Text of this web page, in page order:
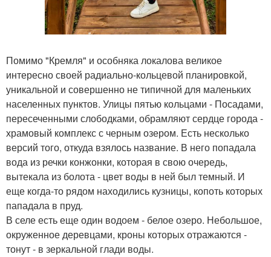
Помимо "Кремля" и особняка локалова великое
интересно своей радиально-кольцевой планировкой,
уникальной и совершенно не типичной для маленьких
населенных пунктов. Улицы пятью кольцами - Посадами,
пересеченными слободками, обрамляют сердце города -
храмовый комплекс с черным озером. Есть несколько
версий того, откуда взялось название. В него попадала
вода из речки конжонки, которая в свою очередь,
вытекала из болота - цвет воды в ней был темный. И
еще когда-то рядом находились кузницы, копоть которых
пападала в пруд.
В селе есть еще один водоем - белое озеро. Небольшое,
окруженное деревцами, кроны которых отражаются -
тонут - в зеркальной глади воды.